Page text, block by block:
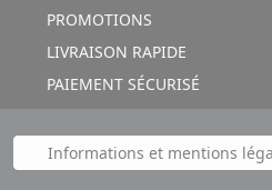
PROMOTIONS
LIVRAISON RAPIDE
PAIEMENT SÉCURISÉ
Informations et mentions